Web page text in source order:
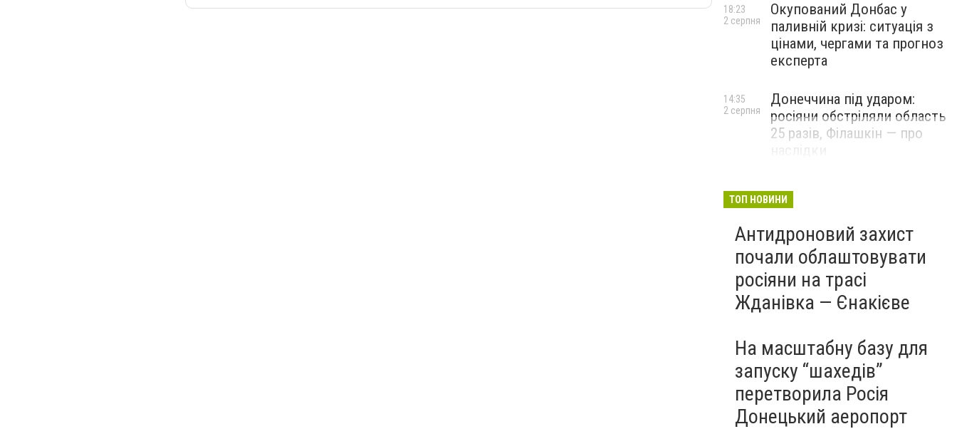
Окупований Донбас у
паливній кризі: ситуація з
цінами, чергами та прогноз
експерта
18:23
2 серпня
Донеччина під ударом:
росіяни обстріляли область
25 разів, Філашкін — про
14:35
2 серпня
ТОП НОВИНИ
Антидроновий захист
почали облаштовувати
росіяни на трасі
Жданівка — Єнакієве
На масштабну базу для
запуску “шахедів”
перетворила Росія
Донецький аеропорт